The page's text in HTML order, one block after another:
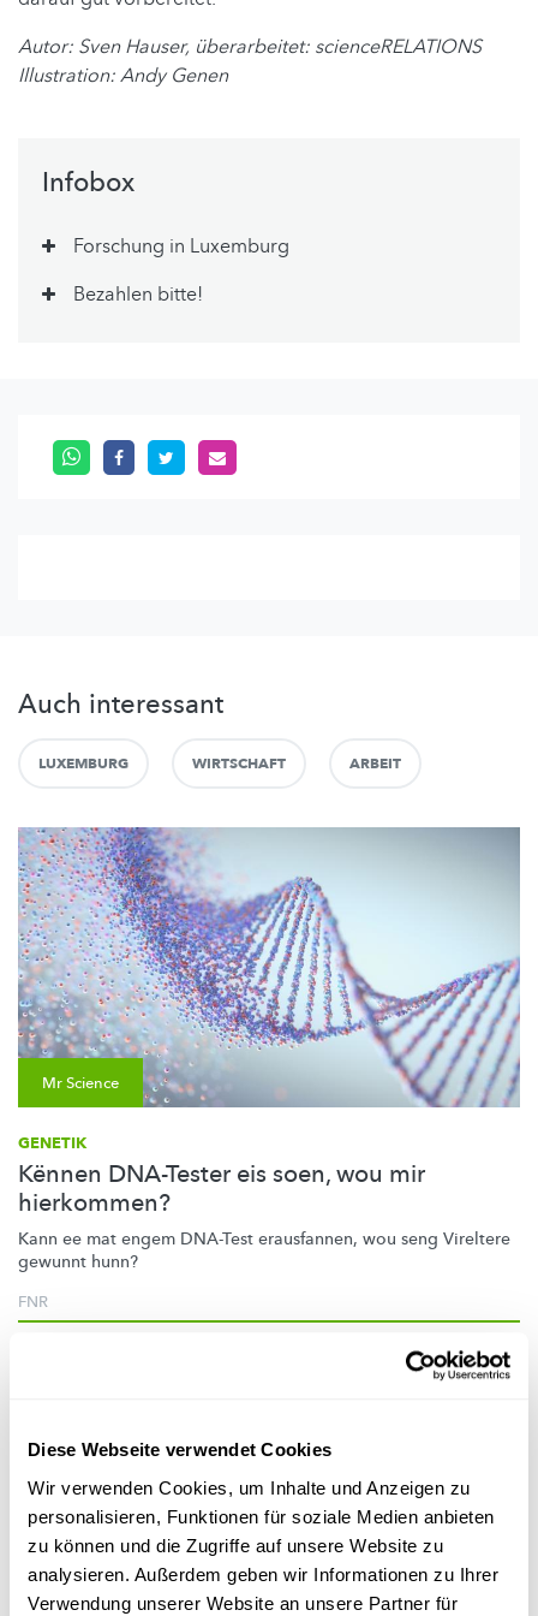
Diese Webseite verwendet Cookies
Wir verwenden Cookies, um Inhalte und Anzeigen zu
personalisieren, Funktionen für soziale Medien anbieten
zu können und die Zugriffe auf unsere Website zu
analysieren. Außerdem geben wir Informationen zu Ihrer
Verwendung unserer Website an unsere Partner für
Autor: Sven Hauser, überarbeitet: scienceRELATIONS
Illustration: Andy Genen
Infobox
Forschung in Luxemburg
Bezahlen bitte!
Auch interessant
LUXEMBURG WIRTSCHAFT ARBEIT
Mr Science
GENETIK
Kënnen DNA-Tester eis soen, wou mir
hierkommen?
Kann ee mat engem DNA-Test erausfannen, wou seng Vireltere
gewunnt hunn?
FNR